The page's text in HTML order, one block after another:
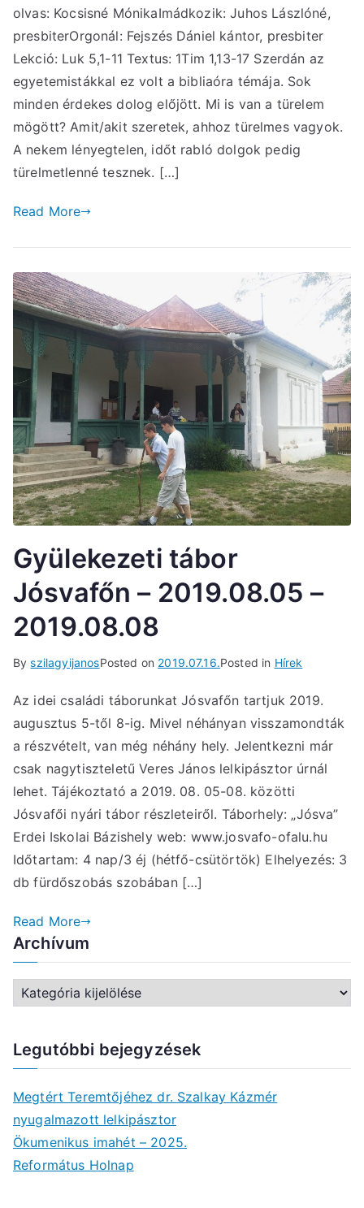
olvas: Kocsisné MónikaImádkozik: Juhos Lászlóné,
presbiterOrgonál: Fejszés Dániel kántor, presbiter
Lekció: Luk 5,1-11 Textus: 1Tim 1,13-17 Szerdán az
egyetemistákkal ez volt a bibliaóra témája. Sok
minden érdekes dolog előjött. Mi is van a türelem
mögött? Amit/akit szeretek, ahhoz türelmes vagyok.
A nekem lényegtelen, időt rabló dolgok pedig
türelmetlenné tesznek. […]
Read More
Gyülekezeti tábor
Jósvafőn – 2019.08.05 –
2019.08.08
ByszilagyijanosPosted on 2019.07.16.Posted in Hírek
Az idei családi táborunkat Jósvafőn tartjuk 2019.
augusztus 5-től 8-ig. Mivel néhányan visszamondták
a részvételt, van még néhány hely. Jelentkezni már
csak nagytiszteletű Veres János lelkipásztor úrnál
lehet. Tájékoztató a 2019. 08. 05-08. közötti
Jósvafői nyári tábor részleteiről. Táborhely: „Jósva”
Erdei Iskolai Bázishely web: www.josvafo-ofalu.hu
Időtartam: 4 nap/3 éj (hétfő-csütörtök) Elhelyezés: 3
db fürdőszobás szobában […]
Read More
Archívum
h
v
u
m
Legutóbbi bejegyzések
Megtért Teremtőjéhez dr. Szalkay Kázmér
nyugalmazott lelkipásztor
Ökumenikus imahét – 2025.
Református Holnap